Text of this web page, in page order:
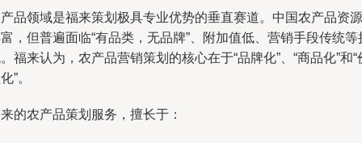
品领域是福来策划极具专业优势的垂直赛道。中国农产品资源
，但普遍面临“有品类，无品牌”、附加值低、营销手段传统等
福来认为，农产品营销策划的核心在于“品牌化”、“商品化”和“
”。
的农产品策划服务，擅长于：